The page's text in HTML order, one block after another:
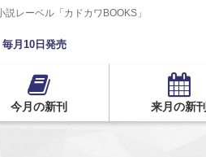
レーベル「カドカワBOOKS」
毎月10日発売
今月の新刊 来月の新刊